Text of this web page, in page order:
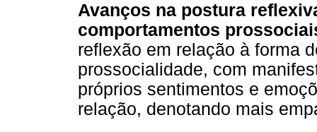
Avanços na postura
comportamentos
reflexão em relação à forma
prossocialidade, com
próprios sentimentos e
relação, denotando mais